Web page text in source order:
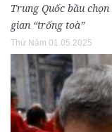
Trung Quốc bầu
gian “trống toà”
Thứ Năm 01.05.2025